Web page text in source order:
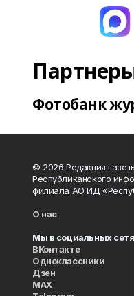
Фотобанк
© 2026 Редакция
Республиканского
филиала АО ИД
О нас
Мы в социальных
ВКонтакте
Одноклассники
Дзен
MAX